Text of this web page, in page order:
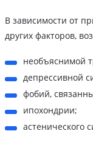
В зависимости от
других факторов,
необъяснимой
депрессивной
фобий,
ипохондрии;
астенического